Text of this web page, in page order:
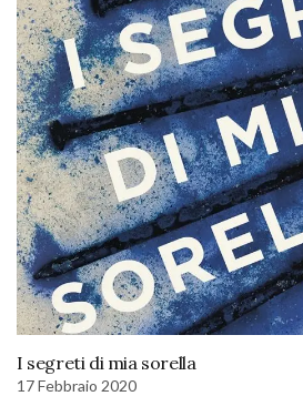
I segreti di mia sorella
17 Febbraio 2020